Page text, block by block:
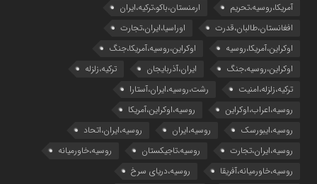
آمریکا،روسیه،تحریم
ارمنستان،باکو،ترکیه،ایران
افغانستان،طالبان،قدرت
اوراسیا،ایران،تجارت
اوکراین،آمریکا،روسیه
اوکراین،روسیه،آمریکا،جنگ
اوکراین،روسیه،جنگ
ایران،آذربایجان
ترکیه،زلزله
ترکیه،زلزله،امنیت
رشت،روسیه،ایران،آستارا
روسیه،اعراب،اوکراین
روسیه،اوکراین،آمریکا
روسیه،ایبورسک
روسیه،ایران
روسیه،ایران،اتحاد
روسیه،ایران،تجارت
روسیه،تاجیکستان
روسیه،خاورمیانه
روسیه،خاورمیانه،آفریقا
روسیه،دریای سرخ